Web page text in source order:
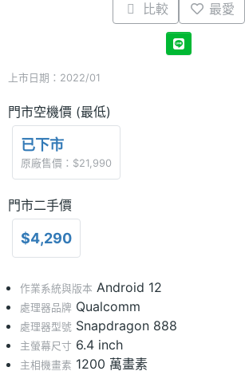
比較 最愛
上市日期：2022/01
門市空機價 (最低)
已下市
原廠售價：$21,990
門市二手價
$4,290
作業系統與版本 Android 12
處理器品牌 Qualcomm
處理器型號 Snapdragon 888
主螢幕尺寸 6.4 inch
主相機畫素 1200 萬畫素